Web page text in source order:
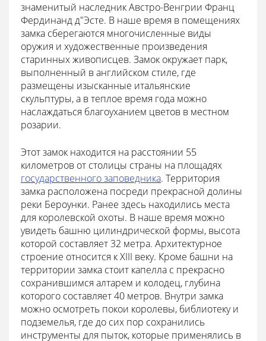
знаменитый наследник Австро-Венгрии Франц
Фердинанд д"Эсте. В наше время в помещениях
замка сберегаются многочисленные виды
оружия и художественные произведения
старинных живописцев. Замок окружает парк,
выполненный в английском стиле, где
размещены изысканные итальянские
скульптуры, а в теплое время года можно
наслаждаться благоуханием цветов в местном
розарии.
Этот замок находится на расстоянии 55
километров от столицы страны на площадях
государственного заповедника. Территория
замка расположена посреди прекрасной долины
реки Бероунки. Ранее здесь находились места
для королевской охоты. В наше время можно
увидеть башню цилиндрической формы, высота
которой составляет 32 метра. Архитектурное
строение относится к XIII веку. Кроме башни на
территории замка стоит капелла с прекрасно
сохранившимся алтарем и колодец, глубина
которого составляет 40 метров. Внутри замка
можно осмотреть покои королевы, библиотеку и
подземелья, где до сих пор сохранились
инструменты для пыток, которые применялись в